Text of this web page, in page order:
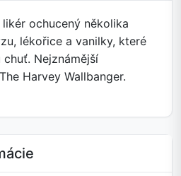
ochucený několika
lékořice a vanilky, které
Nejznámější
Harvey Wallbanger.